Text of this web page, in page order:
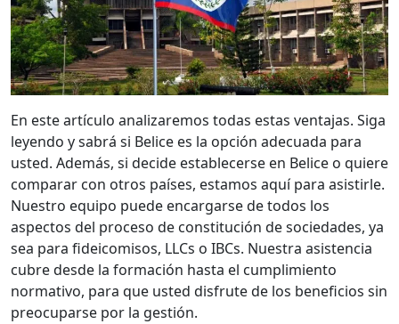
En este artículo analizaremos todas estas ventajas. Siga
leyendo y sabrá si Belice es la opción adecuada para
usted. Además, si decide establecerse en Belice o quiere
comparar con otros países, estamos aquí para asistirle.
Nuestro equipo puede encargarse de todos los
aspectos del proceso de constitución de sociedades, ya
sea para fideicomisos, LLCs o IBCs. Nuestra asistencia
cubre desde la formación hasta el cumplimiento
normativo, para que usted disfrute de los beneficios sin
preocuparse por la gestión.